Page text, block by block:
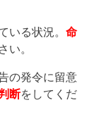
いる状況。 命
い。
の発令に留意
断をしてくだ